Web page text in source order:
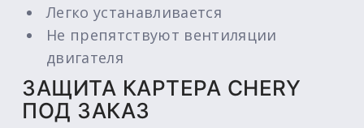
Легко устанавливается
Не препятствуют вентиляции
двигателя
ЗАЩИТА КАРТЕРА CHERY
ПОД ЗАКАЗ